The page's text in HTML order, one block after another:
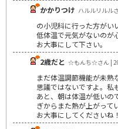
かかりつけ ハルルリルル
の小児科に行った方がい
低体温で元気がないのが
お大事にして下さい。
2歳だと ☆もんち☆さん |
まだ体温調節機能が未熟
思議ではないですよ。私
あと、朝は体温が低いの
ぎからまた熱が上がって
お大事にしてくださいね！